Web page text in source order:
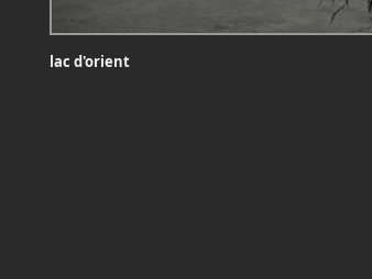
lac d'orient